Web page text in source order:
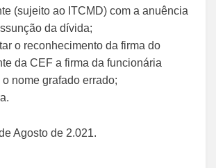
(sujeito ao ITCMD) com a anuência
da dívida;
o reconhecimento da firma do
da CEF a firma da funcionária
nome grafado errado;
Agosto de 2.021.